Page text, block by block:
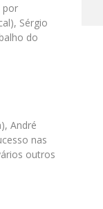
por
Sérgio
do
André
nas
outros